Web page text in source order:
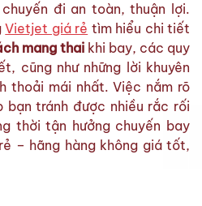
đi an toàn, thuận lợi.
Vietjet giá rẻ tìm hiểu chi tiết
mang thai khi bay, các quy
cũng như những lời khuyên
thoải mái nhất. Việc nắm rõ
tránh được nhiều rắc rối
thời tận hưởng chuyến bay
– hãng hàng không giá tốt,